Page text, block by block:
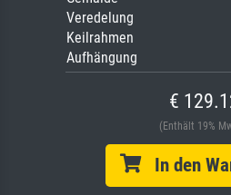
Veredelung
Keilrahmen
Aufhängung
€
(Enthält 19%
In den